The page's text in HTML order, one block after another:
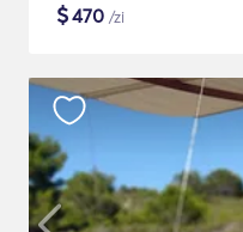
$470 /zi